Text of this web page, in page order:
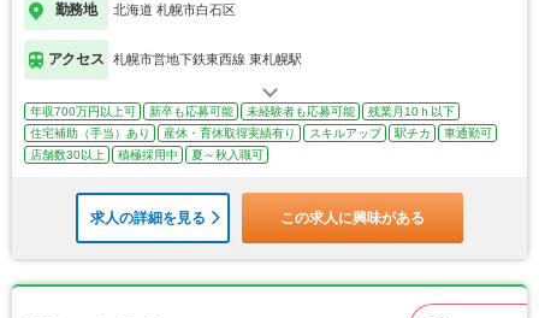
勤務地 北海道 札幌市白石区
アクセス 札幌市営地下鉄東西線 東札幌駅
年収700万円以上可 新卒も応募可能 未経験者も応募可能
残業月10ｈ以下
住宅補助（手当）あり
産休・育休取得実績有り スキルアップ 駅チカ
車通勤可
店舗数30以上
積極採用中 夏～秋入職可
求人の詳細を見る この求人に興味がある